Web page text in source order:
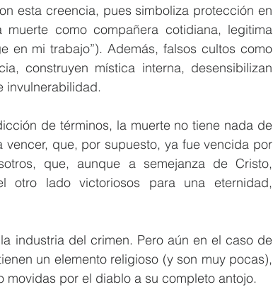
esta creencia, pues simboliza protección en
como compañera cotidiana, legitima
en mi trabajo”). Además, falsos cultos como
construyen mística interna, desensibilizan
invulnerabilidad.
de términos, la muerte no tiene nada de
que, por supuesto, ya fue vencida por
que, aunque a semejanza de Cristo,
otro lado victoriosos para una eternidad,
industria del crimen. Pero aún en el caso de
un elemento religioso (y son muy pocas),
por el diablo a su completo antojo.